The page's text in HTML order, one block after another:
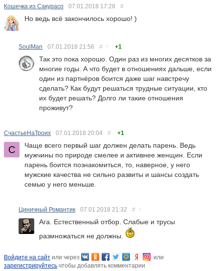
Кошечка из Сакурасо 07.01.2018 17:28 #
Но ведь всё закончилось хорошо! )
SoulMan 07.01.2018 21:56 # ↑ +1
Так это пока хорошо. Один раз из многих десятков за
многие годы. А что будет в отношениях дальше, если
один из партнёров боится даже шаг навстречу
сделать? Как будут решаться трудные ситуации, кто
их будет решать? Долго ли такие отношения
проживут?
СчастьеНаТроих 07.01.2018 20:04 # +1
Чаще всего первый шаг должен делать парень. Ведь
мужчины по природе смелее и активнее женщин. Если
парень боится познакомиться, то, наверное, у него
мужские качества не сильно развиты и шансы создать
семью у него меньше.
Циничный Романтик 07.01.2018 21:32 # ↑
Ага. Естественный отбор. Слабые и трусы
размножаться не должны.
Войдите на сайт или через
или
зарегистрируйтесь чтобы добавлять комментарии